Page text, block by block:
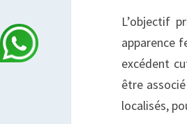
L’objectif
apparence
excédent
être
localisés,